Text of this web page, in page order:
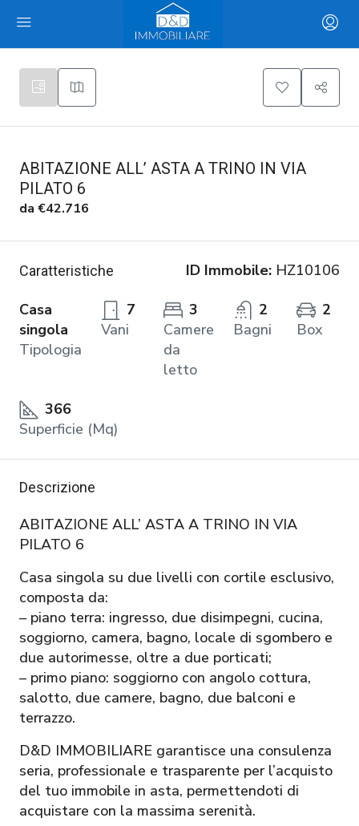
ABITAZIONE ALL’ ASTA A TRINO IN VIA
PILATO 6
da €42.716
Caratteristiche ID Immobile: HZ10106
Casa
singola
Tipologia
7
Vani
3
Camere
da
letto
2
Bagni
2
Box
366
Superficie (Mq)
Descrizione
ABITAZIONE ALL’ ASTA A TRINO IN VIA
PILATO 6
Casa singola su due livelli con cortile esclusivo,
composta da:
– piano terra: ingresso, due disimpegni, cucina,
soggiorno, camera, bagno, locale di sgombero e
due autorimesse, oltre a due porticati;
– primo piano: soggiorno con angolo cottura,
salotto, due camere, bagno, due balconi e
terrazzo.
D&D IMMOBILIARE garantisce una consulenza
seria, professionale e trasparente per l’acquisto
del tuo immobile in asta, permettendoti di
acquistare con la massima serenità.